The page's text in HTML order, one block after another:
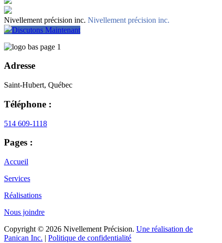
Nivellement précision inc. Nivellement précision inc.
Discutons Maintenant
Adresse
Saint-Hubert, Québec
Téléphone :
514 609-1118
Pages :
Accueil
Services
Réalisations
Nous joindre
Copyright © 2026 Nivellement Précision. Une réalisation de
Panican Inc. | Politique de confidentialité